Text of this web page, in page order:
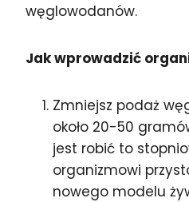
węglowodanów.
Jak wprowadzić
Zmniejsz podaż
około 20-50
jest robić to
organizmowi
nowego modelu